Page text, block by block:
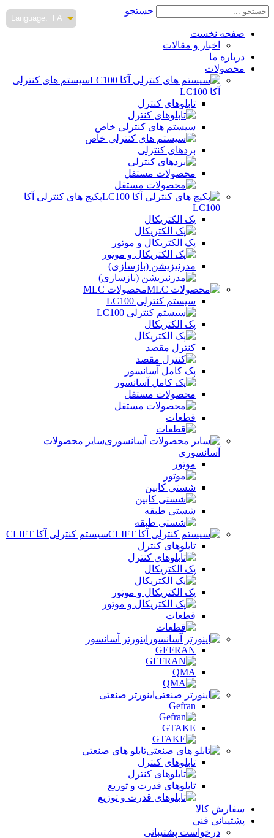
Language: FA
جستجو
صفحه نخست
اخبار و مقالات
درباره ما
محصولات
سیستم های کنترلی
آکا LC100
تابلوهای کنترل
سیستم های کنترلی خاص
بردهای کنترلی
محصولات مستقل
پکیج های کنترلی آکا
LC100
پک الکتریکال
پک الکتریکال و موتور
مدرنیزیشن (بازسازی)
محصولات MLC
سیستم کنترلی LC100
پک الکتریکال
کنترل مقصد
پک کامل آسانسور
محصولات مستقل
قطعات
سایر محصولات
آسانسوری
موتور
شستی کابین
شستی طبقه
سیستم کنترلی آکا CLIFT
تابلوهای کنترل
پک الکتریکال
پک الکتریکال و موتور
قطعات
اینورتر آسانسور
GEFRAN
QMA
اینورتر صنعتی
Gefran
GTAKE
تابلو های صنعتی
تابلوهای کنترل
تابلوهای قدرت و توزیع
سفارش کالا
پشتیبانی فنی
درخواست پشتیبانی